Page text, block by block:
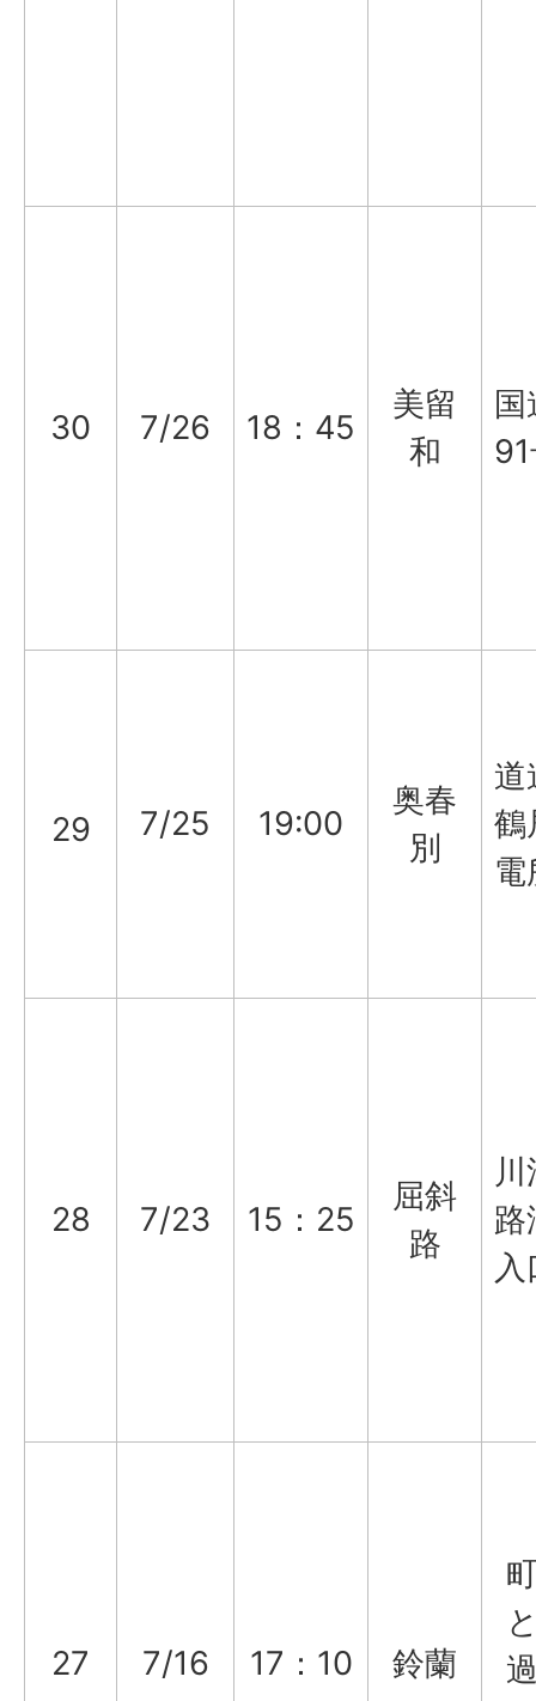
30 7/26 18：45
美留
和
29 7/25 19:00
奥春
別
道
鶴
電
28 7/23 15：25
屈斜
路
27 7/16 17：10 鈴蘭